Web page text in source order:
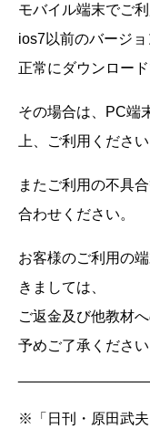
モバイル端末でご
ios7以前のバージ
正常にダウンロー
その場合は、PC端
上、ご利用ください
またご利用の不具
合わせください。
お客様のご利用の
きましては、
ご返金及び他教材
予めご了承ください
※「日刊・原田武夫